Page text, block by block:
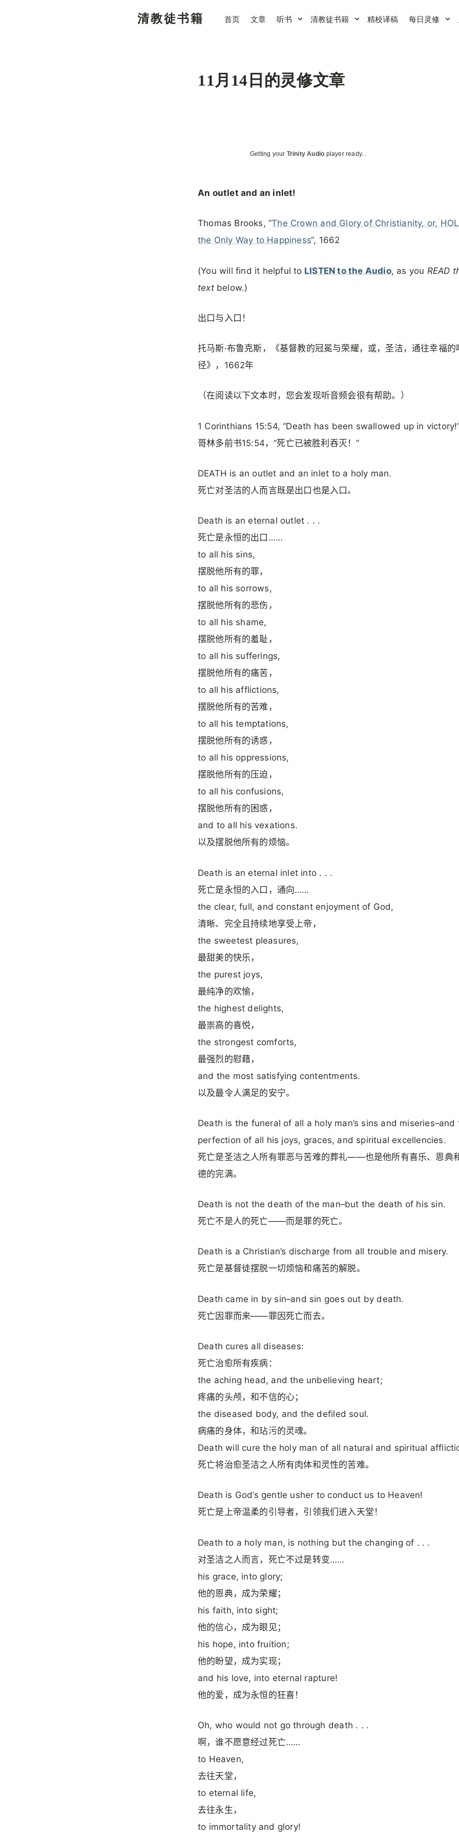
清教徒书籍 首页 文章 听书 清教徒书籍 精校译稿 每日灵修
11月14日的灵修文章
Getting your Trinity Audio player ready...
An outlet and an inlet!
Thomas Brooks, “The Crown and Glory of Christianity, or,
the Only Way to Happiness“, 1662
(You will find it helpful to LISTEN to the Audio, as you READ
text below.)
出口与入口！
托马斯·布鲁克斯，《基督教的冠冕与荣耀，或，圣洁，通往幸福的
径》，1662年
（在阅读以下文本时，您会发现听音频会很有帮助。）
1 Corinthians 15:54, “Death has been swallowed up in
哥林多前书15:54，”死亡已被胜利吞灭！”
DEATH is an outlet and an inlet to a holy man.
死亡对圣洁的人而言既是出口也是入口。
Death is an eternal outlet . . .
死亡是永恒的出口……
to all his sins,
摆脱他所有的罪，
to all his sorrows,
摆脱他所有的悲伤，
to all his shame,
摆脱他所有的羞耻，
to all his sufferings,
摆脱他所有的痛苦，
to all his afflictions,
摆脱他所有的苦难，
to all his temptations,
摆脱他所有的诱惑，
to all his oppressions,
摆脱他所有的压迫，
to all his confusions,
摆脱他所有的困惑，
and to all his vexations.
以及摆脱他所有的烦恼。
Death is an eternal inlet into . . .
死亡是永恒的入口，通向……
the clear, full, and constant enjoyment of God,
清晰、完全且持续地享受上帝，
the sweetest pleasures,
最甜美的快乐，
the purest joys,
最纯净的欢愉，
the highest delights,
最崇高的喜悦，
the strongest comforts,
最强烈的慰藉，
and the most satisfying contentments.
以及最令人满足的安宁。
Death is the funeral of all a holy man’s sins and miseries–and
perfection of all his joys, graces, and spiritual excellencies.
死亡是圣洁之人所有罪恶与苦难的葬礼——也是他所有喜乐、恩典
德的完满。
Death is not the death of the man–but the death of his sin.
死亡不是人的死亡——而是罪的死亡。
Death is a Christian’s discharge from all trouble and misery.
死亡是基督徒摆脱一切烦恼和痛苦的解脱。
Death came in by sin–and sin goes out by death.
死亡因罪而来——罪因死亡而去。
Death cures all diseases:
死亡治愈所有疾病：
the aching head, and the unbelieving heart;
疼痛的头颅，和不信的心；
the diseased body, and the defiled soul.
病痛的身体，和玷污的灵魂。
Death will cure the holy man of all natural and spiritual
死亡将治愈圣洁之人所有肉体和灵性的苦难。
Death is God’s gentle usher to conduct us to Heaven!
死亡是上帝温柔的引导者，引领我们进入天堂！
Death to a holy man, is nothing but the changing of . . .
对圣洁之人而言，死亡不过是转变……
his grace, into glory;
他的恩典，成为荣耀；
his faith, into sight;
他的信心，成为眼见；
his hope, into fruition;
他的盼望，成为实现；
and his love, into eternal rapture!
他的爱，成为永恒的狂喜！
Oh, who would not go through death . . .
啊，谁不愿意经过死亡……
to Heaven,
去往天堂，
to eternal life,
去往永生，
to immortality and glory!